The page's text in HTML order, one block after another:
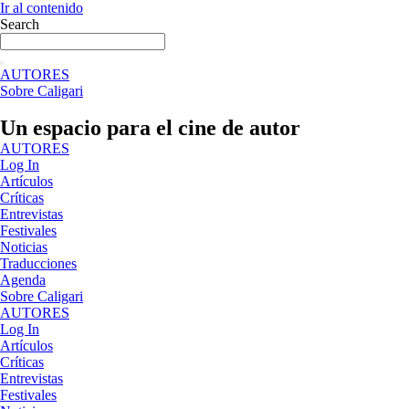
Ir al contenido
Search
AUTORES
Sobre Caligari
Un espacio para el cine de autor
AUTORES
Log In
Artículos
Críticas
Entrevistas
Festivales
Noticias
Traducciones
Agenda
Sobre Caligari
AUTORES
Log In
Artículos
Críticas
Entrevistas
Festivales